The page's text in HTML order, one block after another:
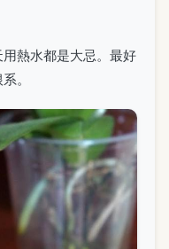
熱水都是大忌。最好
。